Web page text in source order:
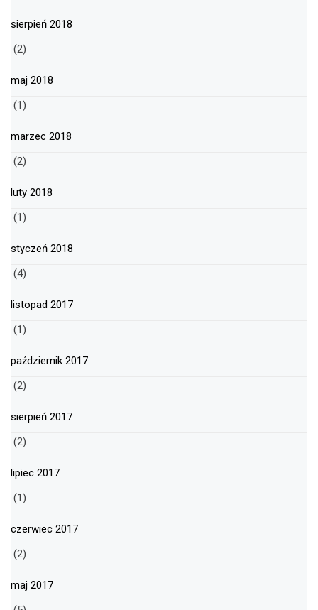
sierpień 2018
(2)
maj 2018
(1)
marzec 2018
(2)
luty 2018
(1)
styczeń 2018
(4)
listopad 2017
(1)
październik 2017
(2)
sierpień 2017
(2)
lipiec 2017
(1)
czerwiec 2017
(2)
maj 2017